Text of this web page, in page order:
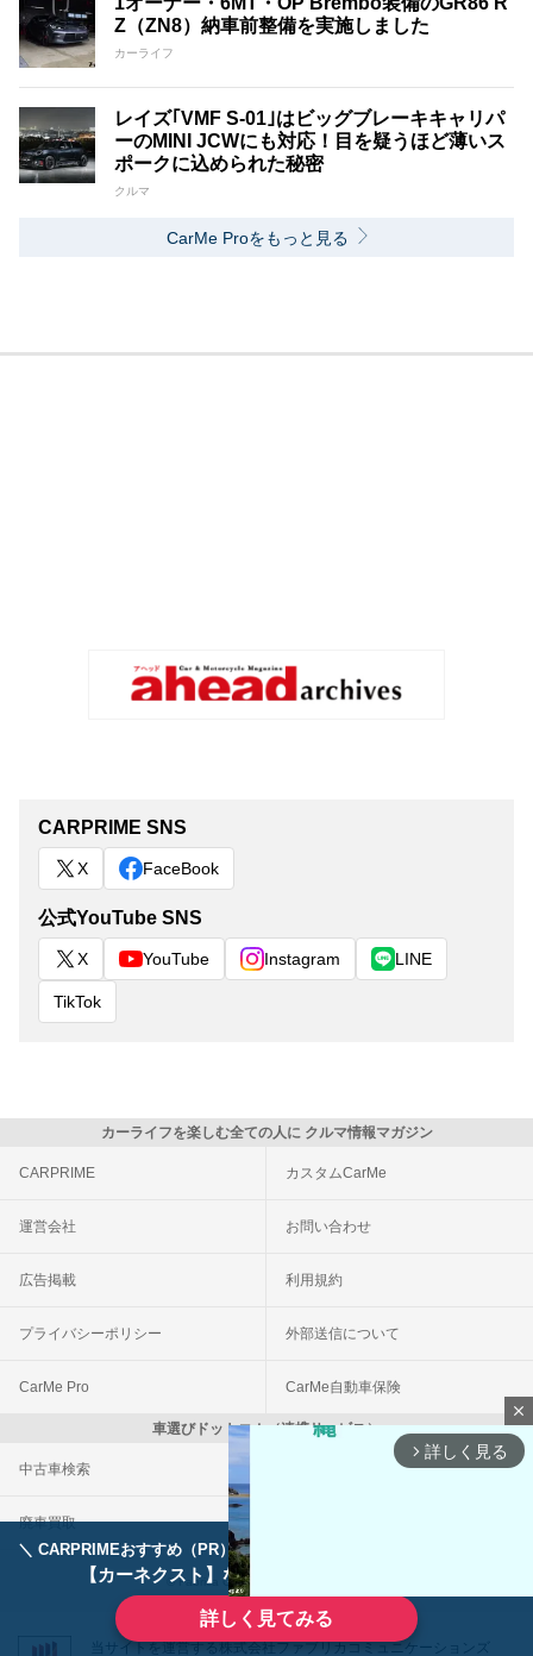
＼ CARPRIMEおすすめ（PR） ／
【カーネクスト】ならどんなクルマも高価買取
詳しく見てみる
Z（ZN8）納車前整備を実施しました
カーライフ
レイズ｢VMF S-01｣はビッグブレーキキャリパ
ーのMINI JCWにも対応！目を疑うほど薄いス
ポークに込められた秘密
クルマ
CarMe Proをもっと見る
CARPRIME SNS
X FaceBook
公式YouTube SNS
X YouTube Instagram LINE
TikTok
カーライフを楽しむ全ての人に クルマ情報マガジン
CARPRIME カスタムCarMe
運営会社 お問い合わせ
広告掲載 利用規約
プライバシーポリシー 外部送信について
CarMe Pro CarMe自動車保険
車選びドットコム（連携サービス）
中古車検索
廃車買取
© Fabrica Communications Co., LTD.
当サイトを運営する株式会社ファブリカコミュニケーションズ
close
arrow_forward_ios 詳しく見る